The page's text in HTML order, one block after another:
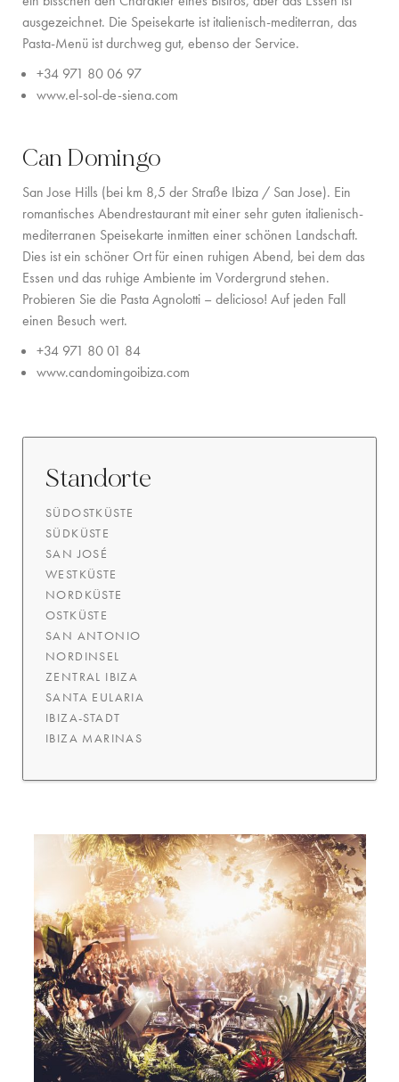
ausgezeichnet. Die Speisekarte ist italienisch-mediterran, das
Pasta-Menü ist durchweg gut, ebenso der Service.
+34 971 80 06 97
www.el-sol-de-siena.com
Can Domingo
San Jose Hills (bei km 8,5 der Straße Ibiza / San Jose). Ein
romantisches Abendrestaurant mit einer sehr guten italienisch-
mediterranen Speisekarte inmitten einer schönen Landschaft.
Dies ist ein schöner Ort für einen ruhigen Abend, bei dem das
Essen und das ruhige Ambiente im Vordergrund stehen.
Probieren Sie die Pasta Agnolotti – delicioso! Auf jeden Fall
einen Besuch wert.
+34 971 80 01 84
www.candomingoibiza.com
Standorte
SÜDOSTKÜSTE
SÜDKÜSTE
SAN JOSÉ
WESTKÜSTE
NORDKÜSTE
OSTKÜSTE
SAN ANTONIO
NORDINSEL
ZENTRAL IBIZA
SANTA EULARIA
IBIZA-STADT
IBIZA MARINAS